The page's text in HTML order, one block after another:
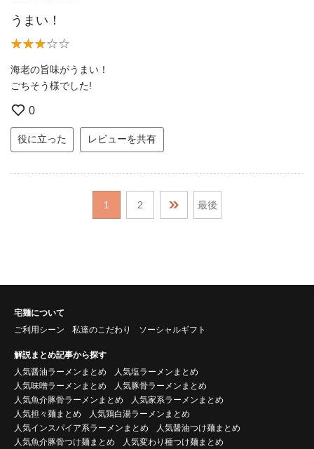
うまい！
海老の旨味がうまい！
ごちそう様でした!
0
役に立った レビューを共有
1 2 最後
宅麺について
ご利用シーン
私達のこだわり ソーシャルギフト
解説まとめ記事から探す
人気醤油ラーメンまとめ
人気塩ラーメンまとめ
人気味噌ラーメンまとめ
人気豚骨ラーメンまとめ
人気魚介豚骨ラーメンまとめ
人気家系ラーメンまとめ
人気担々麺まとめ
人気鶏白湯ラーメンまとめ
人気インスパイア系ラーメンまとめ
人気醤油つけ麺まとめ
人気魚介豚骨つけ麺まとめ
人気変わり種つけ麺まとめ